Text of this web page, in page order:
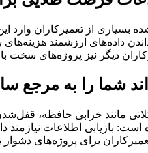
بسیاری از تعمیرکاران
داده‌های ارزشمند
دیگر نیز پروژه‌های سخت
شما را به مرجع
مانند خرابی حافظه،
بازیابی اطلاعات
برای پروژه‌های دشوار